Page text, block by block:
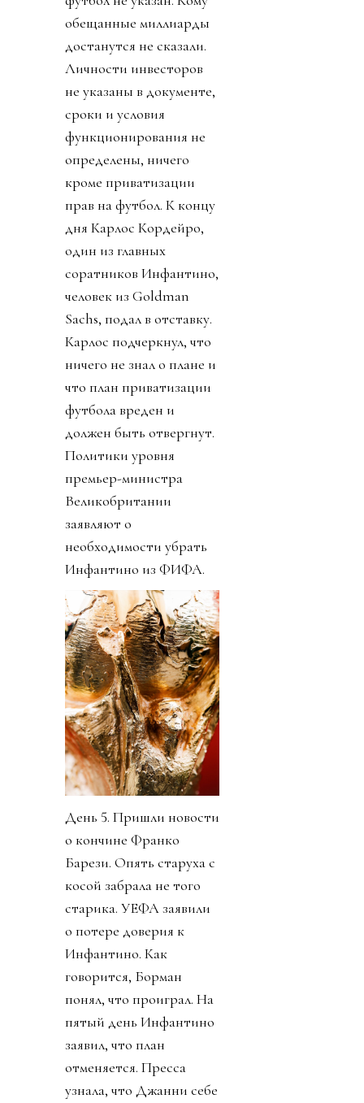
обещанные миллиарды
достанутся не сказали.
Личности инвесторов
не указаны в документе,
сроки и условия
функционирования не
определены, ничего
кроме приватизации
прав на футбол. К концу
дня Карлос Кордейро,
один из главных
соратников Инфантино,
человек из Goldman
Sachs, подал в отставку.
Карлос подчеркнул, что
ничего не знал о плане и
что план приватизации
футбола вреден и
должен быть отвергнут.
Политики уровня
премьер-министра
Великобритании
заявляют о
необходимости убрать
Инфантино из ФИФА.
День 5. Пришли новости
о кончине Франко
Барези. Опять старуха с
косой забрала не того
старика. УЕФА заявили
о потере доверия к
Инфантино. Как
говорится, Борман
понял, что проиграл. На
пятый день Инфантино
заявил, что план
отменяется. Пресса
узнала, что Джанни себе